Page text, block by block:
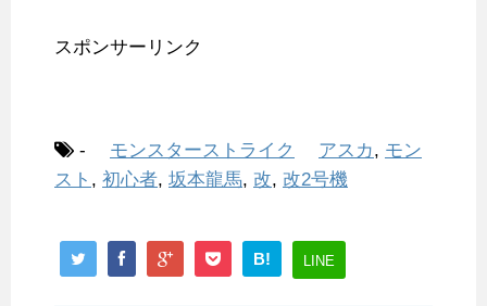
スポンサーリンク
- モンスターストライク アスカ, モン
スト , 初心者, 坂本龍馬, 改, 改2号機
B! LINE